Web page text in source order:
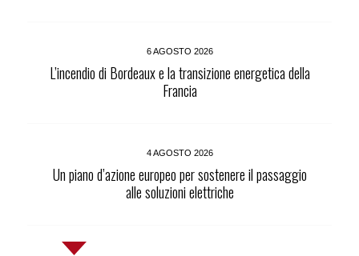
6 AGOSTO 2026
L’incendio di Bordeaux e la transizione energetica della
Francia
4 AGOSTO 2026
Un piano d’azione europeo per sostenere il passaggio
alle soluzioni elettriche